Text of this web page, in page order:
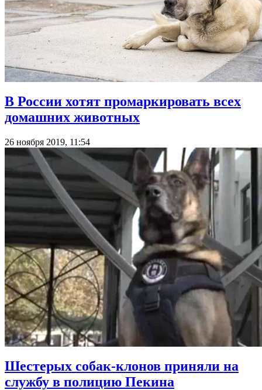
В России хотят промаркировать всех
домашних животных
26 ноября 2019, 11:54
Шестерых собак-клонов приняли на
службу в полицию Пекина